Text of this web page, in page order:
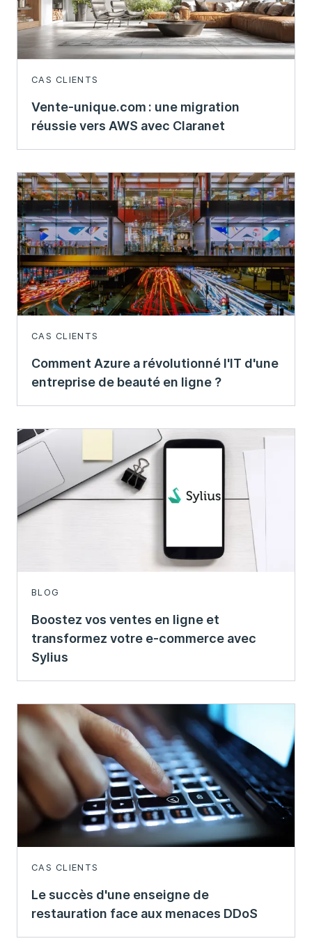
CAS CLIENTS
Vente-unique.com : une migration
réussie vers AWS avec Claranet
CAS CLIENTS
Comment Azure a révolutionné l'IT d'une
entreprise de beauté en ligne ?
BLOG
Boostez vos ventes en ligne et
transformez votre e-commerce avec
Sylius
CAS CLIENTS
Le succès d'une enseigne de
restauration face aux menaces DDoS